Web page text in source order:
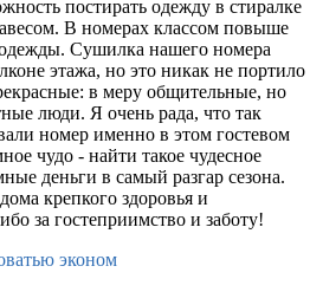
постирать одежду в стиралке
В номерах классом повыше
Сушилка нашего номера
этажа, но это никак не портило
в меру общительные, но
люди. Я очень рада, что так
номер именно в этом гостевом
чудо - найти такое чудесное
деньги в самый разгар сезона.
крепкого здоровья и
за гостеприимство и заботу!
эконом